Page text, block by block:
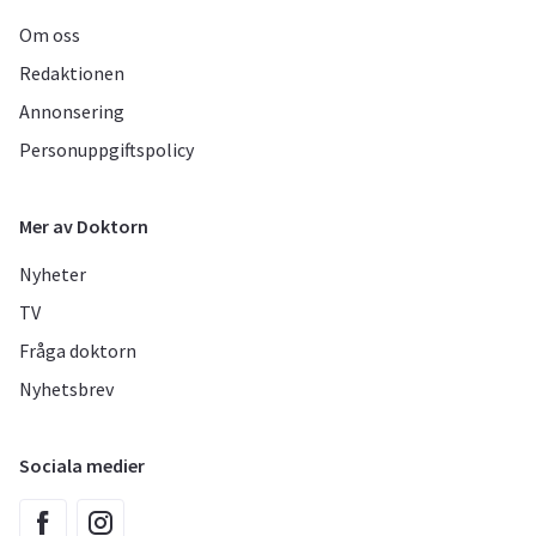
Om oss
Redaktionen
Annonsering
Personuppgiftspolicy
Mer av Doktorn
Nyheter
TV
Fråga doktorn
Nyhetsbrev
Sociala medier